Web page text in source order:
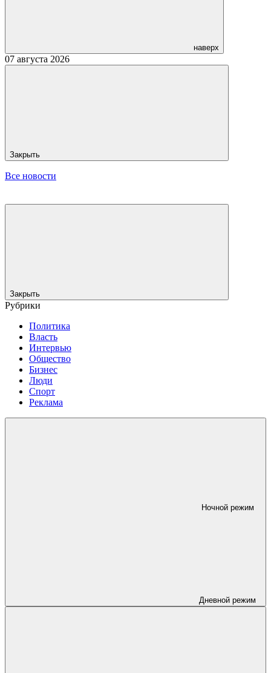
наверх
07 августа 2026
Закрыть
Все новости
Закрыть
Рубрики
Политика
Власть
Интервью
Общество
Бизнес
Люди
Спорт
Реклама
Ночной режим
Дневной режим